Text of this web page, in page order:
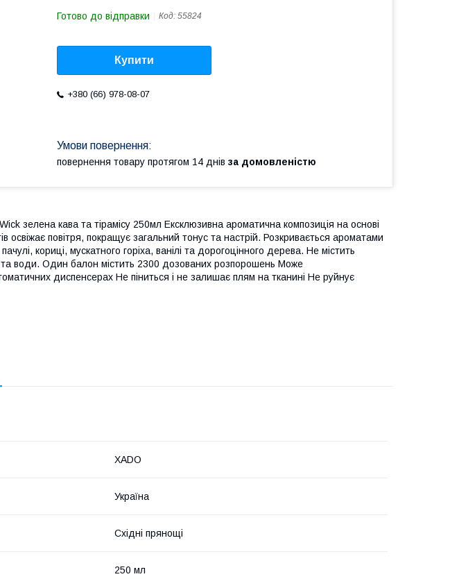
Готово до відправки Код: 55824
Купити
+380 (66) 978-08-07
повернення товару протягом 14 днів за домовленістю
зелена кава та тірамісу 250мл Ексклюзивна ароматична композиція на основі
освіжає повітря, покращує загальний тонус та настрій. Розкривається ароматами
кориці, мускатного горіха, ванілі та дорогоцінного дерева. Не містить
та води. Один балон містить 2300 дозованих розпорошень Може
диспенсерах Не піниться і не залишає плям на тканині Не руйнує
ХАDО
Україна
Східні прянощі
250 мл